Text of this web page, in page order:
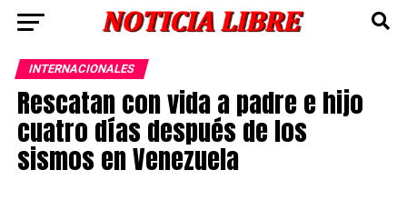
INTERNACIONALES
Rescatan con vida a padre e hijo
cuatro días después de los
sismos en Venezuela